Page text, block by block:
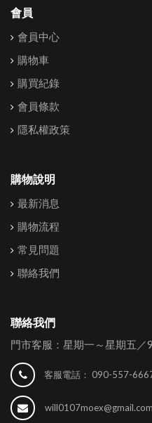
會員
會員中心
購物車
購買紀錄
會員條款
隱私權政策
購物說明
最新消息
購物流程
常見問題
聯絡我們
聯絡我們
門市客服：星期一～星期五
客服電話： 090-557-6667
will0107moex@gmail.com